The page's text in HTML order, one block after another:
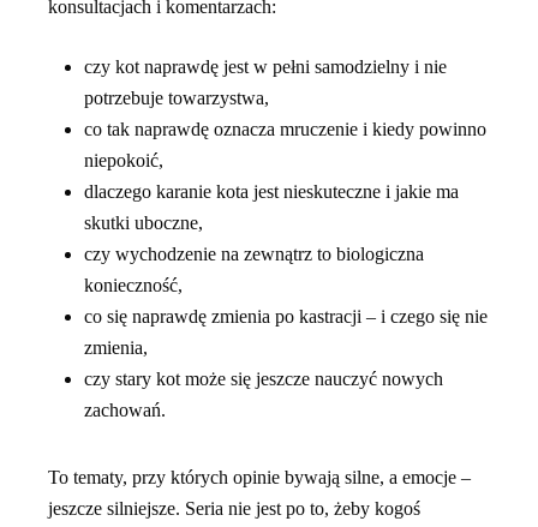
konsultacjach i komentarzach:
czy kot naprawdę jest w pełni samodzielny i nie
potrzebuje towarzystwa,
co tak naprawdę oznacza mruczenie i kiedy powinno
niepokoić,
dlaczego karanie kota jest nieskuteczne i jakie ma
skutki uboczne,
czy wychodzenie na zewnątrz to biologiczna
konieczność,
co się naprawdę zmienia po kastracji – i czego się nie
zmienia,
czy stary kot może się jeszcze nauczyć nowych
zachowań.
To tematy, przy których opinie bywają silne, a emocje –
jeszcze silniejsze. Seria nie jest po to, żeby kogoś